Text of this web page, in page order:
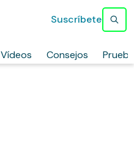
Vídeos Consejos
Suscríbete